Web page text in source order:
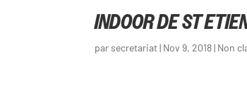
INDOOR DE ST
par secretariat| Nov 9, 2018| Non